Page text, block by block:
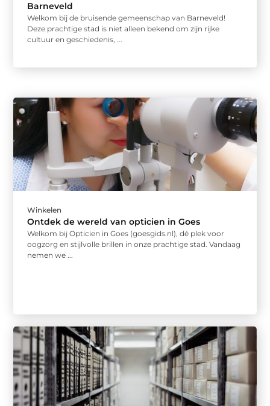
Barneveld
Welkom bij de bruisende gemeenschap van Barneveld!
Deze prachtige stad is niet alleen bekend om zijn rijke
cultuur en geschiedenis, ...
Winkelen
Ontdek de wereld van opticien in Goes
Welkom bij Opticien in Goes (goesgids.nl), dé plek voor
oogzorg en stijlvolle brillen in onze prachtige stad. Vandaag
nemen we ...